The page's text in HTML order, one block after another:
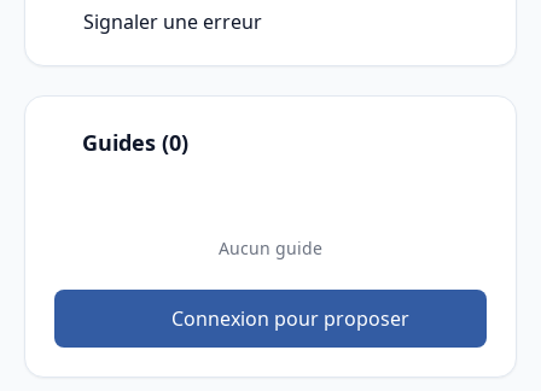
Signaler une erreur
Guides (0)
Aucun guide
Connexion pour proposer